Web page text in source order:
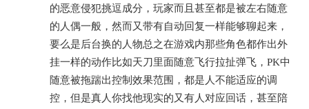
的恶意侵犯挑逗成分，玩家而且甚至都是被左右随意
的人偶一般，然而又带有自动回复一样能够聊起来，
要么是后台换的人物总之在游戏内那些角色都作出外
挂一样的动作比如天刀里面随意飞行拉扯弹飞，PK中
随意被拖踹出控制效果范围，都是人不能适应的调
控，但是真人你找他现实的又有人对应回话，甚至陪